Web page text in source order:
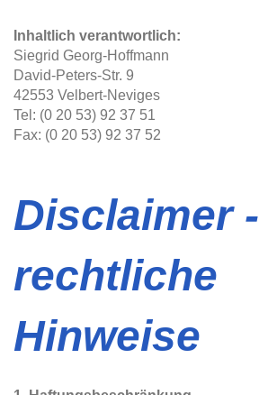
Inhaltlich verantwortlich:
Siegrid Georg-Hoffmann
David-Peters-Str. 9
42553 Velbert-Neviges
Tel: (0 20 53) 92 37 51
Fax: (0 20 53) 92 37 52
Disclaimer -
rechtliche
Hinweise